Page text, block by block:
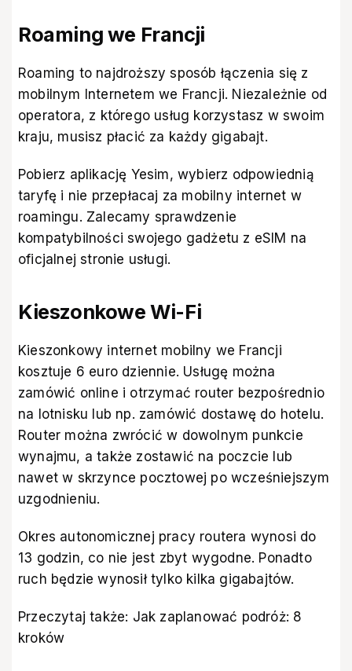
Roaming we Francji
Roaming to najdroższy sposób łączenia się z
mobilnym Internetem we Francji. Niezależnie od
operatora, z którego usług korzystasz w swoim
kraju, musisz płacić za każdy gigabajt.
Pobierz aplikację Yesim, wybierz odpowiednią
taryfę i nie przepłacaj za mobilny internet w
roamingu. Zalecamy sprawdzenie
kompatybilności swojego gadżetu z eSIM na
oficjalnej stronie usługi.
Kieszonkowe Wi-Fi
Kieszonkowy internet mobilny we Francji
kosztuje 6 euro dziennie. Usługę można
zamówić online i otrzymać router bezpośrednio
na lotnisku lub np. zamówić dostawę do hotelu.
Router można zwrócić w dowolnym punkcie
wynajmu, a także zostawić na poczcie lub
nawet w skrzynce pocztowej po wcześniejszym
uzgodnieniu.
Okres autonomicznej pracy routera wynosi do
13 godzin, co nie jest zbyt wygodne. Ponadto
ruch będzie wynosił tylko kilka gigabajtów.
Przeczytaj także: Jak zaplanować podróż: 8
kroków